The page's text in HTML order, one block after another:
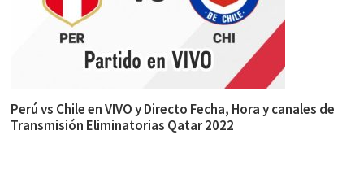
Perú vs Chile en VIVO y Directo Fecha, Hora y canales de
Transmisión Eliminatorias Qatar 2022